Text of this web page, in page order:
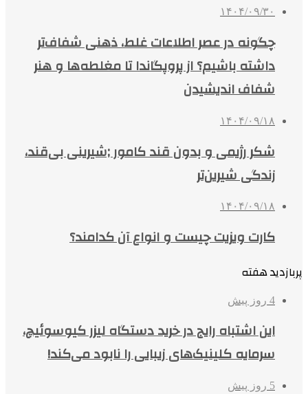
۱۴۰۴/۰۹/۳۰
چگونه در عصر اطلاعات غلط، ذهنی شفاف‌تر
داشته باشیم؟ از پروپگاندا تا مغلطه‌ها و هنر
شفاف اندیشیدن
۱۴۰۴/۰۹/۱۸
شکر رژیمی و بدون قند کامور ;شیرینی بی‌قند،
زندگی شیرین‌تر
۱۴۰۴/۰۹/۱۸
کارت ویزیت چیست و انواع آن کدامند؟
پربازدید هفته
4 روز پیش
این اشتباه رایج در خرید دستگاه لیزر کیوسوئیچ،
سرمایه کلینیک‌های زیبایی را نابود می‌کند!
5 روز پیش